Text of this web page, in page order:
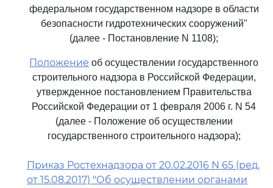
федеральном государственном надзоре в области
безопасности гидротехнических сооружений"
(далее - Постановление N 1108);
Положение об осуществлении государственного
строительного надзора в Российской Федерации,
утвержденное постановлением Правительства
Российской Федерации от 1 февраля 2006 г. N 54
(далее - Положение об осуществлении
государственного строительного надзора);
Приказ Ростехнадзора от 20.02.2016 N 65 (ред.
от 15.08.2017) "Об осуществлении органами